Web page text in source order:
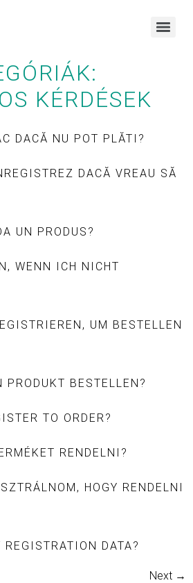
KÉRDÉSEK
DACĂ NU POT PLĂTI?
DACĂ VREAU SĂ
UN PRODUS?
WENN ICH NICHT
UM BESTELLEN
BESTELLEN?
TO ORDER?
RENDELNI?
HOGY RENDELNI
DATA?
Next →